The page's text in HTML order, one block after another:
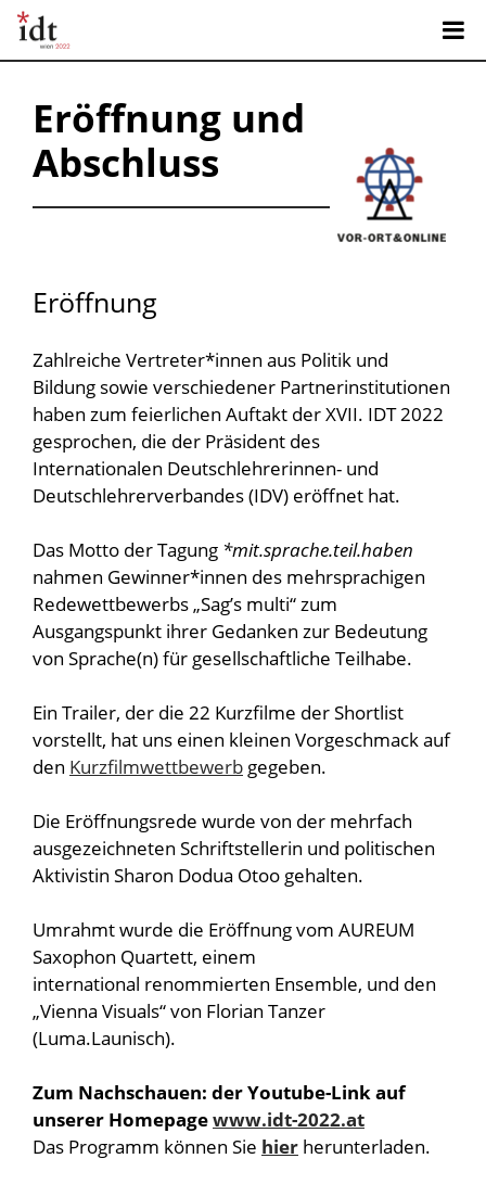
Eröffnung und
Abschluss
Eröffnung
Zahlreiche Vertreter*innen aus Politik und
Bildung sowie verschiedener Partnerinstitutionen
haben zum feierlichen Auftakt der XVII. IDT 2022
gesprochen, die der Präsident des
Internationalen Deutschlehrerinnen- und
Deutschlehrerverbandes (IDV) eröffnet hat.
Das Motto der Tagung *mit.sprache.teil.haben
nahmen Gewinner*innen des mehrsprachigen
Redewettbewerbs „Sag’s multi“ zum
Ausgangspunkt ihrer Gedanken zur Bedeutung
von Sprache(n) für gesellschaftliche Teilhabe.
Ein Trailer, der die 22 Kurzfilme der Shortlist
vorstellt, hat uns einen kleinen Vorgeschmack auf
den Kurzfilmwettbewerb gegeben.
Die Eröffnungsrede wurde von der mehrfach
ausgezeichneten Schriftstellerin und politischen
Aktivistin Sharon Dodua Otoo gehalten.
Umrahmt wurde die Eröffnung vom AUREUM
Saxophon Quartett, einem
international renommierten Ensemble, und den
„Vienna Visuals“ von Florian Tanzer
(Luma.Launisch).
Zum Nachschauen: der Youtube-Link auf
unserer Homepagewww.idt-2022.at
Das Programm können Sie hier herunterladen.